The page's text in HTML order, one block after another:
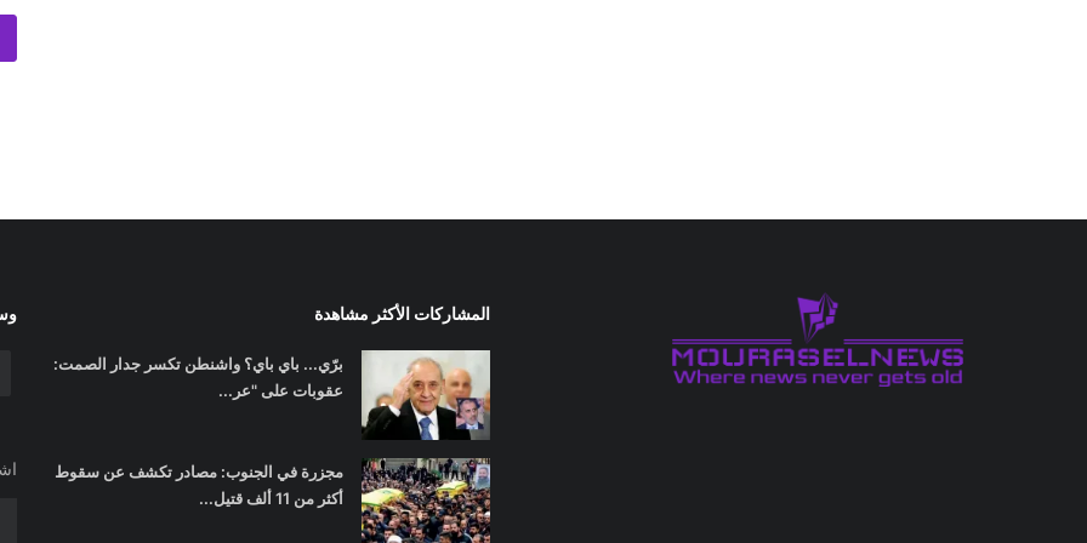
المشاركات الأكثر مشاهدة
برّي... باي باي؟ واشنطن تكسر جدار الصمت:
عقوبات على "عر...
مجزرة في الجنوب: مصادر تكشف عن سقوط
أكثر من 11 ألف قتيل...